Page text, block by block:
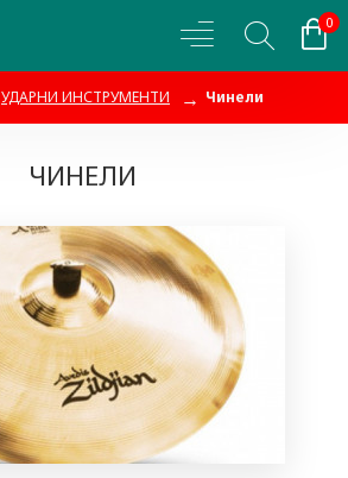
0
УДАРНИ ИНСТРУМЕНТИ Чинели
ЧИНЕЛИ